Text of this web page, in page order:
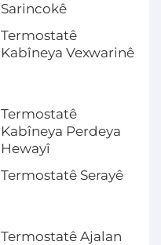
Sarincokê
Termostatê
Kabîneya Vexwarinê
Termostatê
Kabîneya Perdeya
Hewayî
Termostatê Serayê
Termostatê Ajalan